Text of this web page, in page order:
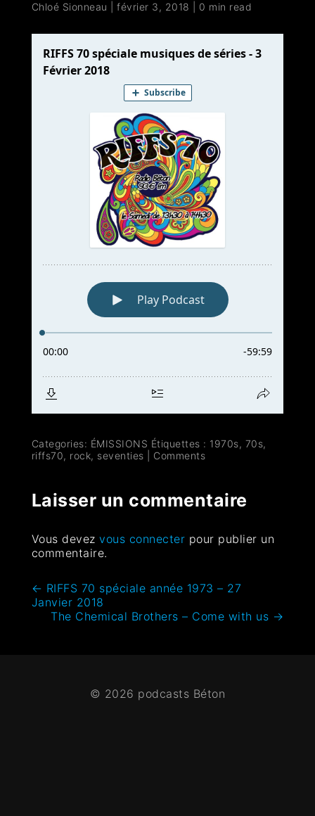
Chloé Sionneau |février 3, 2018 0 min read
Categories: ÉMISSIONS Étiquettes : 1970s, 70s,
riffs70, rock, seventies Comments
Laisser un commentaire
Vous devezvous connecter pour publier un
commentaire.
← RIFFS 70 spéciale année 1973 – 27
Janvier 2018
The Chemical Brothers – Come with us →
© 2026 podcasts Béton